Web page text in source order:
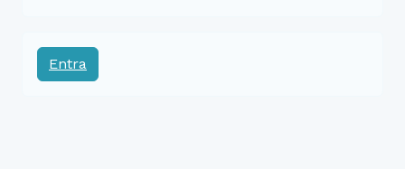
Entra